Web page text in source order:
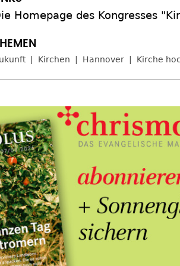
Homepage des Kongresses
Kirchen Hannover Kirche